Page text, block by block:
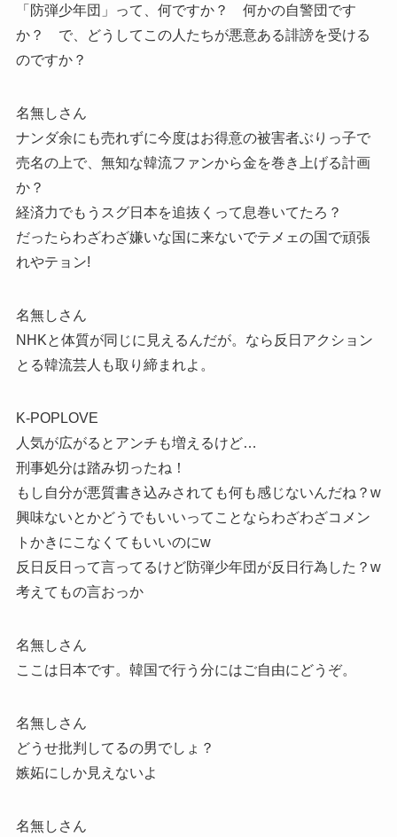
「防弾少年団」って、何ですか？ 何かの自警団です
か？ で、どうしてこの人たちが悪意ある誹謗を受ける
のですか？
名無しさん
ナンダ余にも売れずに今度はお得意の被害者ぶりっ子で
売名の上で、無知な韓流ファンから金を巻き上げる計画
か？
経済力でもうスグ日本を追抜くって息巻いてたろ？
だったらわざわざ嫌いな国に来ないでテメェの国で頑張
れやテョン!
名無しさん
NHKと体質が同じに見えるんだが。なら反日アクション
とる韓流芸人も取り締まれよ。
K-POPLOVE
人気が広がるとアンチも増えるけど…
刑事処分は踏み切ったね！
もし自分が悪質書き込みされても何も感じないんだね？w
興味ないとかどうでもいいってことならわざわざコメン
トかきにこなくてもいいのにw
反日反日って言ってるけど防弾少年団が反日行為した？w
考えてもの言おっか
名無しさん
ここは日本です。韓国で行う分にはご自由にどうぞ。
名無しさん
どうせ批判してるの男でしょ？
嫉妬にしか見えないよ
名無しさん